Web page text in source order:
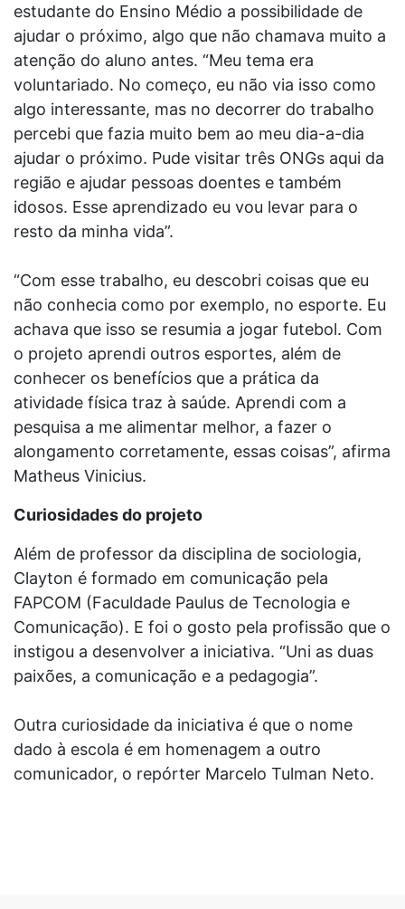
estudante do Ensino Médio a possibilidade de
ajudar o próximo, algo que não chamava muito a
atenção do aluno antes. “Meu tema era
voluntariado. No começo, eu não via isso como
algo interessante, mas no decorrer do trabalho
percebi que fazia muito bem ao meu dia-a-dia
ajudar o próximo. Pude visitar três ONGs aqui da
região e ajudar pessoas doentes e também
idosos. Esse aprendizado eu vou levar para o
resto da minha vida”.
“Com esse trabalho, eu descobri coisas que eu
não conhecia como por exemplo, no esporte. Eu
achava que isso se resumia a jogar futebol. Com
o projeto aprendi outros esportes, além de
conhecer os benefícios que a prática da
atividade física traz à saúde. Aprendi com a
pesquisa a me alimentar melhor, a fazer o
alongamento corretamente, essas coisas”, afirma
Matheus Vinicius.
Curiosidades do projeto
Além de professor da disciplina de sociologia,
Clayton é formado em comunicação pela
FAPCOM (Faculdade Paulus de Tecnologia e
Comunicação). E foi o gosto pela profissão que o
instigou a desenvolver a iniciativa. “Uni as duas
paixões, a comunicação e a pedagogia”.
Outra curiosidade da iniciativa é que o nome
dado à escola é em homenagem a outro
comunicador, o repórter Marcelo Tulman Neto.